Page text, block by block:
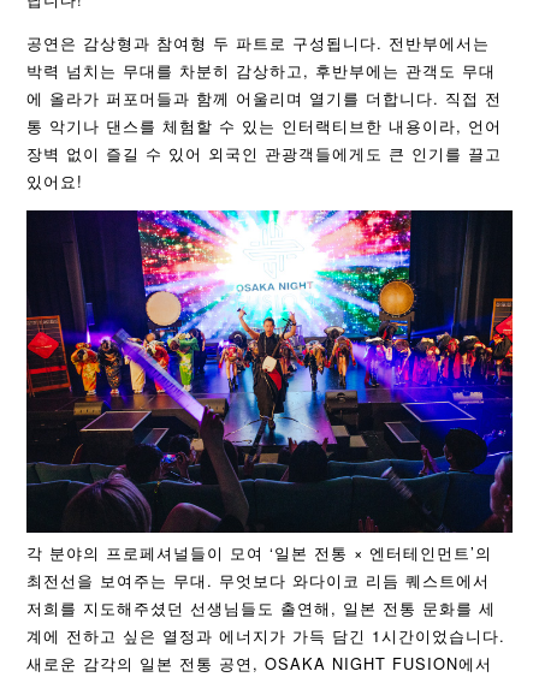
공연은 감상형과 참여형 두 파트로 구성됩니다. 전반부에서는
박력 넘치는 무대를 차분히 감상하고, 후반부에는 관객도 무대
에 올라가 퍼포머들과 함께 어울리며 열기를 더합니다. 직접 전
통 악기나 댄스를 체험할 수 있는 인터랙티브한 내용이라, 언어
장벽 없이 즐길 수 있어 외국인 관광객들에게도 큰 인기를 끌고
있어요!
각 분야의 프로페셔널들이 모여 ‘일본 전통 × 엔터테인먼트’의
최전선을 보여주는 무대. 무엇보다 와다이코 리듬 퀘스트에서
저희를 지도해주셨던 선생님들도 출연해, 일본 전통 문화를 세
계에 전하고 싶은 열정과 에너지가 가득 담긴 1시간이었습니다.
새로운 감각의 일본 전통 공연, OSAKA NIGHT FUSION에서